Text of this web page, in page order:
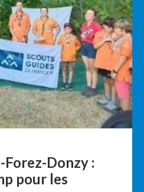
Forez-Donzy :
pour les